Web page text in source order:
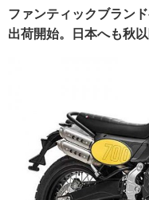
ファンティックブラン
出荷開始。日本へも秋